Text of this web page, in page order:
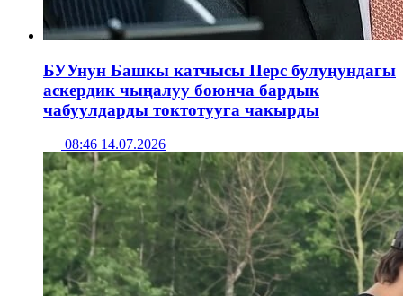
БУУнун Башкы катчысы Перс булуңундагы
аскердик чыңалуу боюнча бардык
чабуулдарды токтотууга чакырды
08:46 14.07.2026